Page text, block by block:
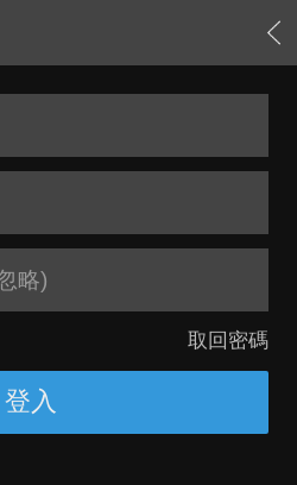
略)
取回密碼
登入